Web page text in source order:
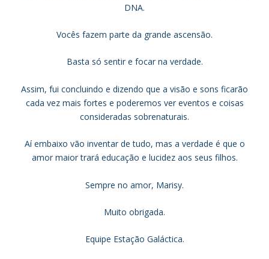
DNA.
Vocês fazem parte da grande ascensão.
Basta só sentir e focar na verdade.
Assim, fui concluindo e dizendo que a visão e sons ficarão
cada vez mais fortes e poderemos ver eventos e coisas
consideradas sobrenaturais.
Aí embaixo vão inventar de tudo, mas a verdade é que o
amor maior trará educação e lucidez aos seus filhos.
Sempre no amor, Marisy.
Muito obrigada.
Equipe Estação Galáctica.